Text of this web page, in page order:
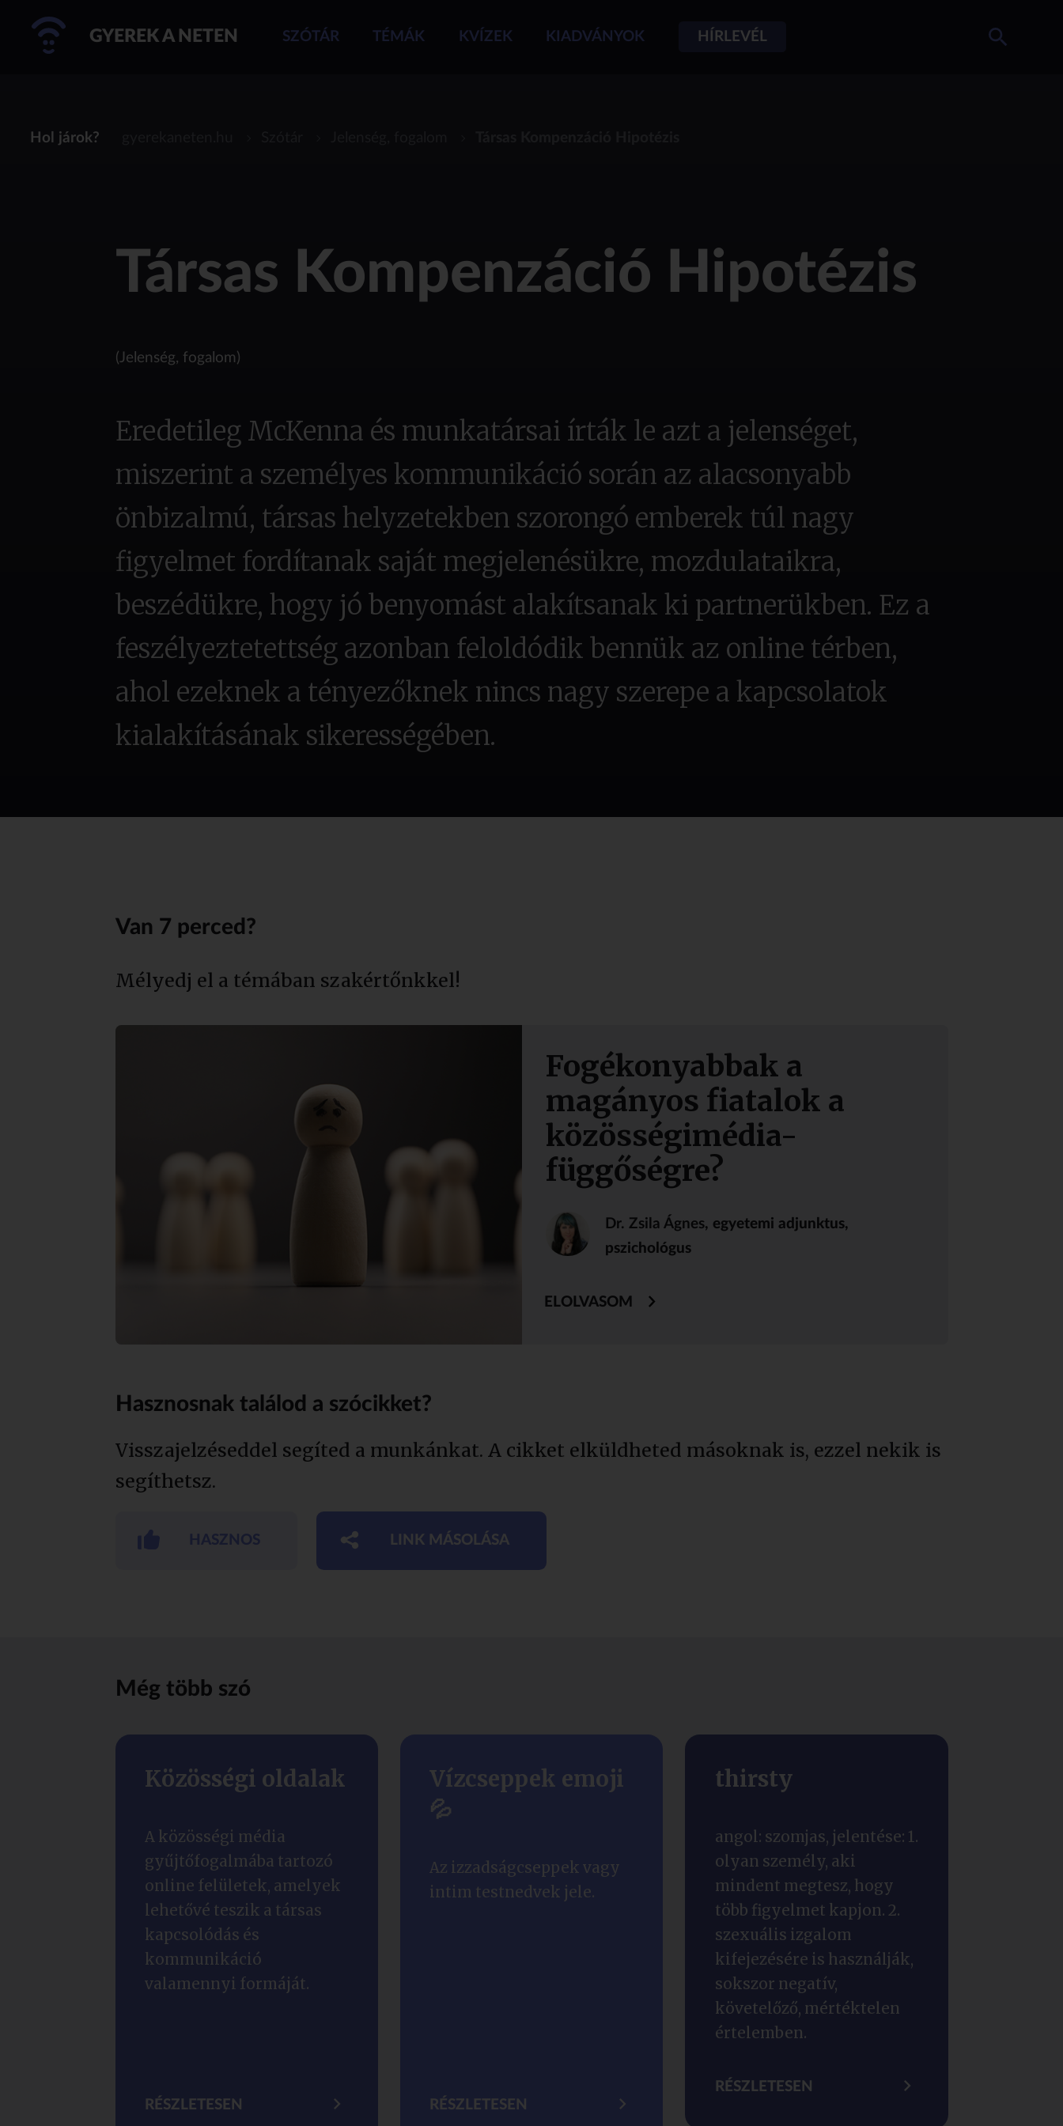
GYEREK A NETEN SZÓTÁR TÉMÁK KVÍZEK KIADVÁNYOK HÍRLEVÉL
Hol járok?
Társas Kompenzáció Hipotézis
(Jelenség, fogalom)
Eredetileg McKenna és munkatársai írták le azt a jelenséget,
miszerint a személyes kommunikáció során az alacsonyabb
önbizalmú, társas helyzetekben szorongó emberek túl nagy
figyelmet fordítanak saját megjelenésükre, mozdulataikra,
beszédükre, hogy jó benyomást alakítsanak ki partnerükben. Ez a
feszélyeztetettség azonban feloldódik bennük az online térben,
ahol ezeknek a tényezőknek nincs nagy szerepe a kapcsolatok
kialakításának sikerességében.
Van 7 perced?
Mélyedj el a témában szakértőnkkel!
Fogékonyabbak a
magányos fiatalok a
közösségimédia-
függőségre?
Dr. Zsila Ágnes, egyetemi adjunktus,
pszichológus
ELOLVASOM
Hasznosnak találod a szócikket?
Visszajelzéseddel segíted a munkánkat. A cikket elküldheted másoknak is, ezzel nekik is
segíthetsz.
HASZNOS LINK MÁSOLÁSA
Még több szó
Közösségi oldalak
A közösségi média
gyűjtőfogalmába tartozó
online felületek, amelyek
lehetővé teszik a társas
kapcsolódás és
kommunikáció
valamennyi formáját.
RÉSZLETESEN
Vízcseppek emoji
💦
Az izzadságcseppek vagy
intim testnedvek jele.
RÉSZLETESEN
thirsty
angol: szomjas, jelentése: 1.
olyan személy, aki
mindent megtesz, hogy
több figyelmet kapjon. 2.
szexuális izgalom
kifejezésére is használják,
sokszor negatív,
követelőző, mértéktelen
értelemben.
RÉSZLETESEN